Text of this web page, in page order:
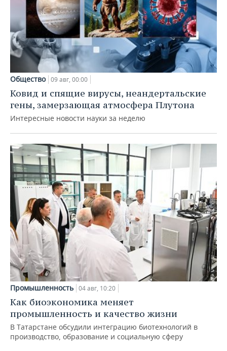
Общество 09 авг, 00:00
Ковид и спящие вирусы, неандертальские
гены, замерзающая атмосфера Плутона
Интересные новости науки за неделю
Промышленность 04 авг, 10:20
Как биоэкономика меняет
промышленность и качество жизни
В Татарстане обсудили интеграцию биотехнологий в
производство, образование и социальную сферу